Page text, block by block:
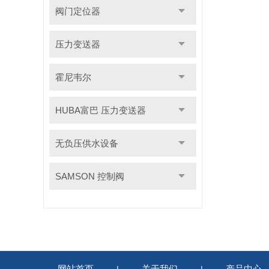
阀门定位器
压力变送器
霍尼韦尔
HUBA富巴 压力变送器
无负压供水设备
SAMSON 控制阀